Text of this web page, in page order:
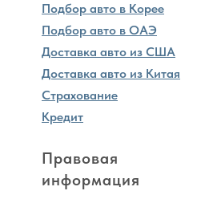
Подбор авто в Корее
Подбор авто в ОАЭ
Доставка авто из США
Доставка авто из Китая
Страхование
Кредит
Правовая
информация